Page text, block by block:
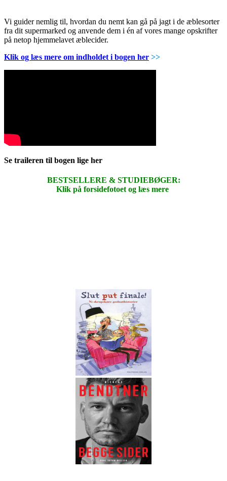
Vi guider nemlig til, hvordan du nemt kan gå på jagt i de æblesorter
fra dit supermarked og anvende dem i én af vores mange opskrifter
på netop hjemmelavet æblecider.
Klik og læs mere om indholdet i bogen her >>
Se traileren til bogen lige her
BESTSELLERE & STUDIEBØGER:
Klik på forsidefotoet og læs mere